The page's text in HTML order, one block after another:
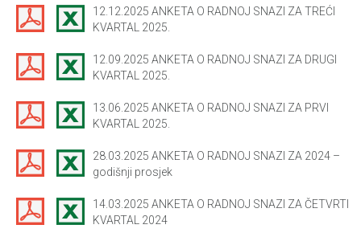
12.12.2025 ANKETA O RADNOJ SNAZI ZA TREĆI
KVARTAL 2025.
12.09.2025 ANKETA O RADNOJ SNAZI ZA DRUGI
KVARTAL 2025.
13.06.2025 ANKETA O RADNOJ SNAZI ZA PRVI
KVARTAL 2025.
28.03.2025 ANKETA O RADNOJ SNAZI ZA 2024 –
godišnji prosjek
14.03.2025 ANKETA O RADNOJ SNAZI ZA ČETVRTI
KVARTAL 2024